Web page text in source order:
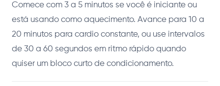
Comece com 3 a 5 minutos se você é iniciante ou
está usando como aquecimento. Avance para 10 a
20 minutos para cardio constante, ou use intervalos
de 30 a 60 segundos em ritmo rápido quando
quiser um bloco curto de condicionamento.